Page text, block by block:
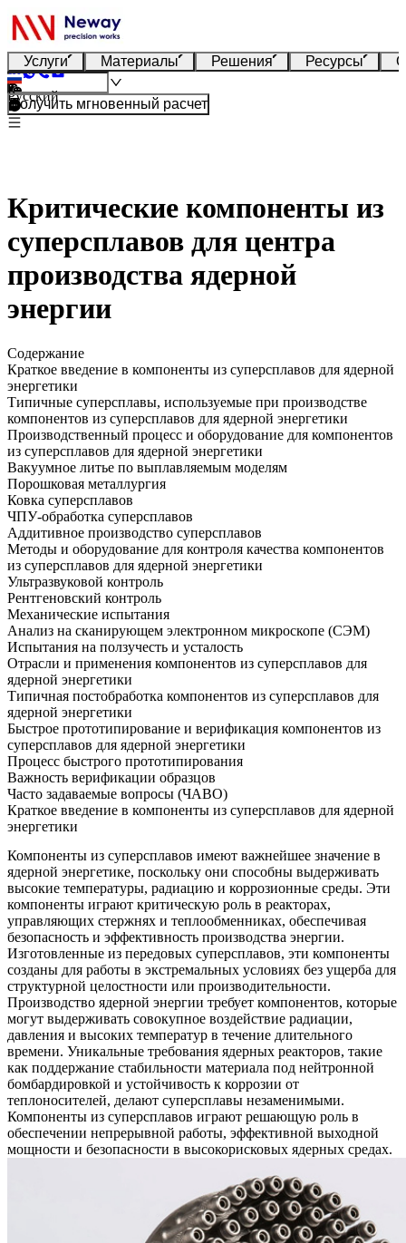
Услуги Материалы Решения Ресурсы
Русский
Получить мгновенный расчет
Критические компоненты из
суперсплавов для центра
производства ядерной
энергии
Содержание
Краткое введение в компоненты из суперсплавов для ядерной
энергетики
Типичные суперсплавы, используемые при производстве
компонентов из суперсплавов для ядерной энергетики
Производственный процесс и оборудование для компонентов
из суперсплавов для ядерной энергетики
Вакуумное литье по выплавляемым моделям
Порошковая металлургия
Ковка суперсплавов
ЧПУ-обработка суперсплавов
Аддитивное производство суперсплавов
Методы и оборудование для контроля качества компонентов
из суперсплавов для ядерной энергетики
Ультразвуковой контроль
Рентгеновский контроль
Механические испытания
Анализ на сканирующем электронном микроскопе (СЭМ)
Испытания на ползучесть и усталость
Отрасли и применения компонентов из суперсплавов для
ядерной энергетики
Типичная постобработка компонентов из суперсплавов для
ядерной энергетики
Быстрое прототипирование и верификация компонентов из
суперсплавов для ядерной энергетики
Процесс быстрого прототипирования
Важность верификации образцов
Часто задаваемые вопросы (ЧАВО)
Краткое введение в компоненты из суперсплавов для ядерной
энергетики
Компоненты из суперсплавов имеют важнейшее значение в
ядерной энергетике, поскольку они способны выдерживать
высокие температуры, радиацию и коррозионные среды. Эти
компоненты играют критическую роль в реакторах,
управляющих стержнях и теплообменниках, обеспечивая
безопасность и эффективность производства энергии.
Изготовленные из передовых суперсплавов, эти компоненты
созданы для работы в экстремальных условиях без ущерба для
структурной целостности или производительности.
Производство ядерной энергии требует компонентов, которые
могут выдерживать совокупное воздействие радиации,
давления и высоких температур в течение длительного
времени. Уникальные требования ядерных реакторов, такие
как поддержание стабильности материала под нейтронной
бомбардировкой и устойчивость к коррозии от
теплоносителей, делают суперсплавы незаменимыми.
Компоненты из суперсплавов играют решающую роль в
обеспечении непрерывной работы, эффективной выходной
мощности и безопасности в высокорисковых ядерных средах.